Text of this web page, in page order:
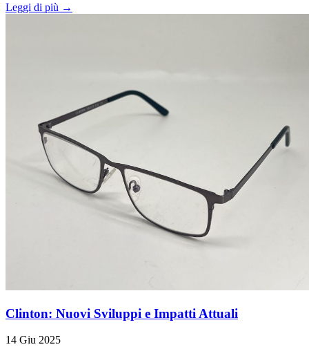
Leggi di più →
Clinton: Nuovi Sviluppi e Impatti Attuali
14 Giu 2025